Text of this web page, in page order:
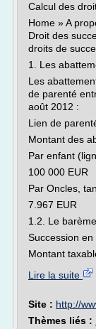
Calcul des
Home » A
Droit des
droits de
1. Les
Les
de parenté
août 2012 :
Lien de
Montant des
Par enfant
100 000 EUR
Par Oncles,
7.967 EUR
1.2. Le
Succession
Montant
Lire la suite
Site : http://
Thèmes liés :